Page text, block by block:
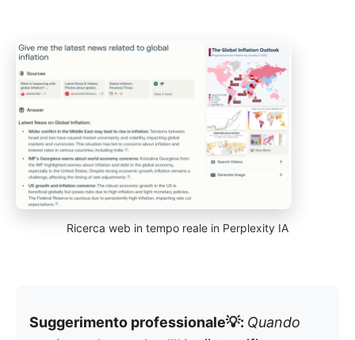
Ricerca web in tempo reale in Perplexity IA
Suggerimento professionale💡: Quando